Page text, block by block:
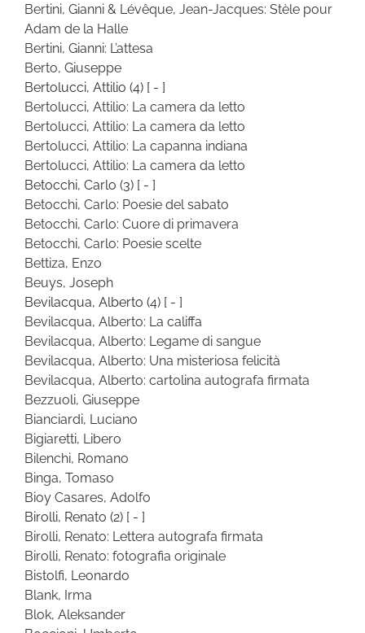
Bertini, Gianni & Lévêque, Jean-Jacques: Stèle pour
Adam de la Halle
Bertini, Gianni: L’attesa
Berto, Giuseppe
Bertolucci, Attilio (4) [ - ]
Bertolucci, Attilio: La camera da letto
Bertolucci, Attilio: La camera da letto
Bertolucci, Attilio: La capanna indiana
Bertolucci, Attilio: La camera da letto
Betocchi, Carlo (3) [ - ]
Betocchi, Carlo: Poesie del sabato
Betocchi, Carlo: Cuore di primavera
Betocchi, Carlo: Poesie scelte
Bettiza, Enzo
Beuys, Joseph
Bevilacqua, Alberto (4) [ - ]
Bevilacqua, Alberto: La califfa
Bevilacqua, Alberto: Legame di sangue
Bevilacqua, Alberto: Una misteriosa felicità
Bevilacqua, Alberto: cartolina autografa firmata
Bezzuoli, Giuseppe
Bianciardi, Luciano
Bigiaretti, Libero
Bilenchi, Romano
Binga, Tomaso
Bioy Casares, Adolfo
Birolli, Renato (2) [ - ]
Birolli, Renato: Lettera autografa firmata
Birolli, Renato: fotografia originale
Bistolfi, Leonardo
Blank, Irma
Blok, Aleksander